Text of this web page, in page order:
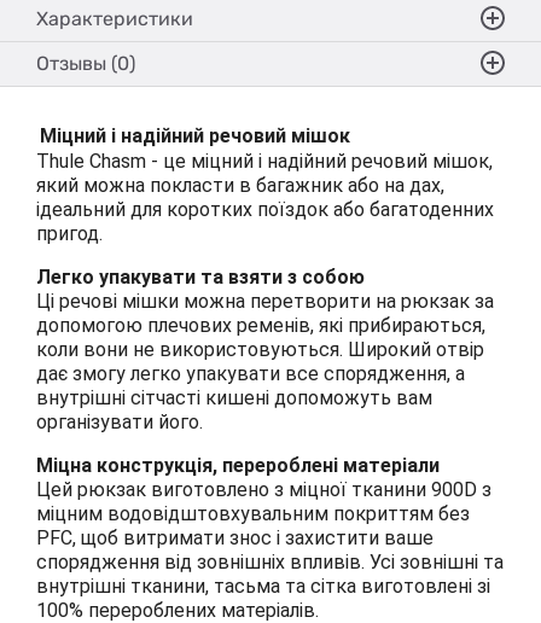
Характеристики
Отзывы (0)
Міцний і надійний речовий мішок
Thule Chasm - це міцний і надійний речовий мішок,
який можна покласти в багажник або на дах,
ідеальний для коротких поїздок або багатоденних
пригод.
Легко упакувати та взяти з собою
Ці речові мішки можна перетворити на рюкзак за
допомогою плечових ременів, які прибираються,
коли вони не використовуються. Широкий отвір
дає змогу легко упакувати все спорядження, а
внутрішні сітчасті кишені допоможуть вам
організувати його.
Міцна конструкція, перероблені матеріали
Цей рюкзак виготовлено з міцної тканини 900D з
міцним водовідштовхувальним покриттям без
PFC, щоб витримати знос і захистити ваше
спорядження від зовнішніх впливів. Усі зовнішні та
внутрішні тканини, тасьма та сітка виготовлені зі
100% перероблених матеріалів.